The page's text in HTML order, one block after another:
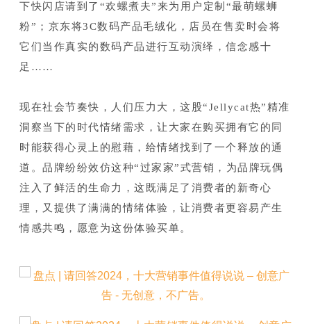
下快闪店请到了“欢螺煮夫”来为用户定制“最萌螺蛳
粉”； 京东将3C数码产品毛绒化，店员在售卖时会将
它们当作真实的数码产品进行互动演绎，信念感十
足……
现在社会节奏快，人们压力大，这股“Jellycat热”精准
洞察当下的时代情绪需求，让大家在购买拥有它的同
时能获得心灵上的慰藉，给情绪找到了一个释放的通
道。品牌纷纷效仿这种“过家家”式营销，为品牌玩偶
注入了鲜活的生命力，这既满足了消费者的新奇心
理，又提供了满满的情绪体验，让消费者更容易产生
情感共鸣，愿意为这份体验买单。